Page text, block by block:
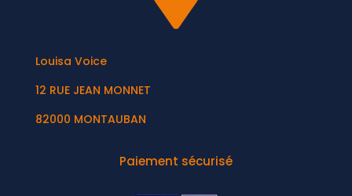
Louisa Voice
12 RUE JEAN MONNET
82000 MONTAUBAN
Paiement sécurisé